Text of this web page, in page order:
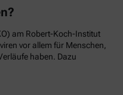
am Robert-Koch-Institut
vor allem für Menschen,
haben. Dazu